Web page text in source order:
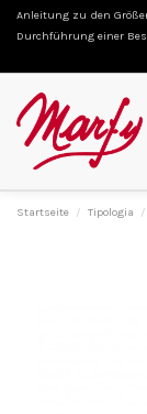
Anleitung zu den
Durchführung einer
Startseite Tipologia